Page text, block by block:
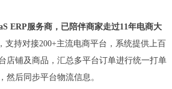
ERP服务商，已陪伴商家走过11年电商大
支持对接200+主流电商平台，系统提供上百
店铺及商品，汇总多平台订单进行统一打单
然后同步平台物流信息。